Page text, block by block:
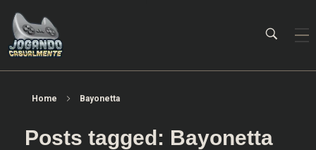
Home Bayonetta
Posts tagged: Bayonetta